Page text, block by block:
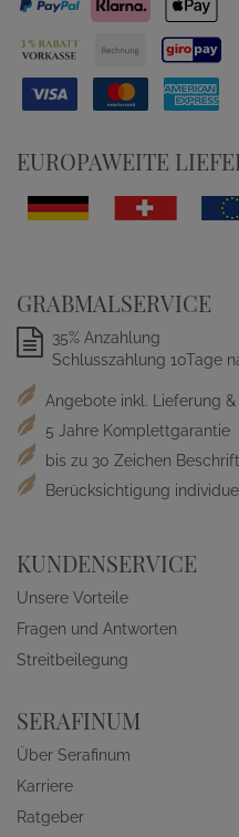
EUROPAWEITE
GRABMALSERVICE
35% Anzahlung
Schlusszahlung 10Tage
Angebote inkl. Lieferung
5 Jahre Komplettgarantie
bis zu 30 Zeichen
Berücksichtigung
KUNDENSERVICE
Unsere Vorteile
Fragen und Antworten
Streitbeilegung
SERAFINUM
Über Serafinum
Karriere
Ratgeber